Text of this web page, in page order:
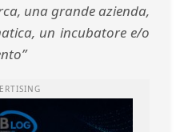
una grande azienda,
un incubatore e/o